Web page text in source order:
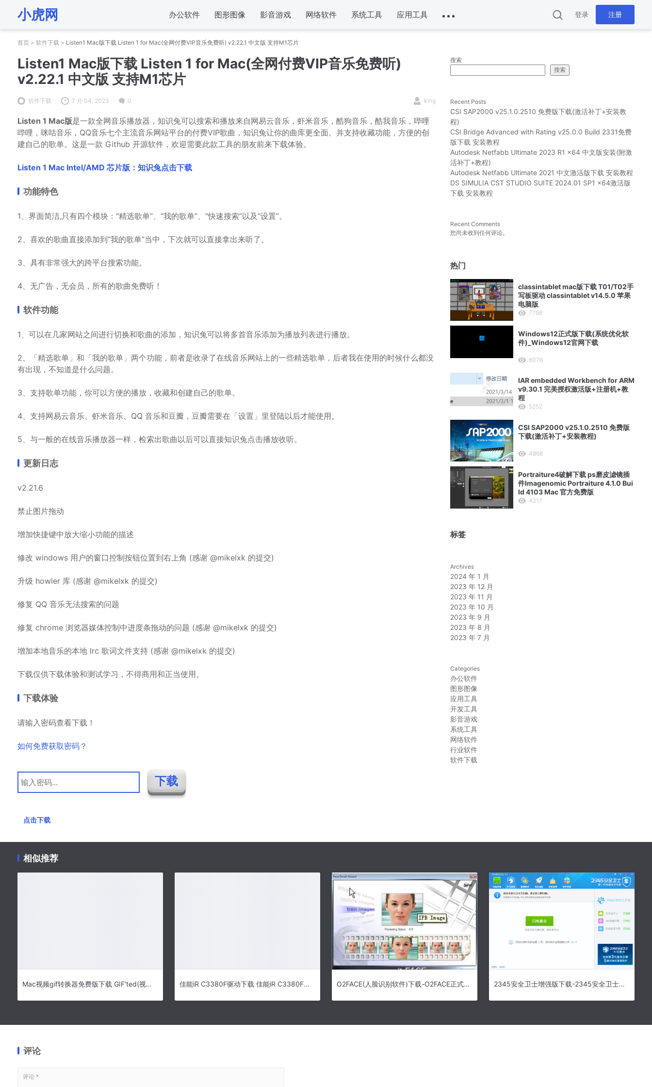
小虎网 办公软件 图形图像 影音游戏 网络软件 系统工具 应用工具 登录 注册
首页 > 软件下载 > Listen1 Mac版下载 Listen 1 for Mac(全网付费VIP音乐免费听) v2.22.1 中文版 支持M1芯片
Listen1 Mac版下载 Listen 1 for Mac(全网付费VIP音乐免费听)
v2.22.1 中文版 支持M1芯片
软件下载 7 月 04, 2023 0 king
Listen 1 Mac版是一款全网音乐播放器，知识兔可以搜索和播放来自网易云音乐，虾米音乐，酷狗音乐，酷我音乐，哔哩
哔哩，咪咕音乐，QQ音乐七个主流音乐网站平台的付费VIP歌曲，知识兔让你的曲库更全面。并支持收藏功能，方便的创
建自己的歌单。这是一款 Github 开源软件，欢迎需要此款工具的朋友前来下载体验。
Listen 1 Mac Intel/AMD 芯片版：知识兔点击下载
功能特色
1、界面简洁,只有四个模块：“精选歌单”、“我的歌单”、“快速搜索”以及“设置”。
2、喜欢的歌曲直接添加到“我的歌单”当中，下次就可以直接拿出来听了。
3、具有非常强大的跨平台搜索功能。
4、无广告，无会员，所有的歌曲免费听！
软件功能
1、可以在几家网站之间进行切换和歌曲的添加，知识兔可以将多首音乐添加为播放列表进行播放。
2、「精选歌单」和「我的歌单」两个功能，前者是收录了在线音乐网站上的一些精选歌单，后者我在使用的时候什么都没
有出现，不知道是什么问题。
3、支持歌单功能，你可以方便的播放，收藏和创建自己的歌单。
4、支持网易云音乐、虾米音乐、QQ 音乐和豆瓣，豆瓣需要在「设置」里登陆以后才能使用。
5、与一般的在线音乐播放器一样，检索出歌曲以后可以直接知识兔点击播放收听。
更新日志
v2.21.6
禁止图片拖动
增加快捷键中放大缩小功能的描述
修改 windows 用户的窗口控制按钮位置到右上角 (感谢 @mikelxk 的提交)
升级 howler 库 (感谢 @mikelxk 的提交)
修复 QQ 音乐无法搜索的问题
修复 chrome 浏览器媒体控制中进度条拖动的问题 (感谢 @mikelxk 的提交)
增加本地音乐的本地 lrc 歌词文件支持 (感谢 @mikelxk 的提交)
下载仅供下载体验和测试学习，不得商用和正当使用。
下载体验
请输入密码查看下载！
如何免费获取密码？
点击下载
搜索
搜索
Recent Posts
CSI SAP2000 v25.1.0.2510 免费版下载(激活补丁+安装教
程)
CSI Bridge Advanced with Rating v25.0.0 Build 2331免费
版下载 安装教程
Autodesk Netfabb Ultimate 2023 R1 x64 中文版安装(附激
活补丁+教程)
Autodesk Netfabb Ultimate 2021 中文激活版下载 安装教程
DS SIMULIA CST STUDIO SUITE 2024.01 SP1 x64激活版
下载 安装教程
Recent Comments
您尚未收到任何评论。
热门
classintablet mac版下载 T01/T02手
写板驱动 classintablet v14.5.0 苹果
电脑版
7798
Windows12正式版下载(系统优化软
件)_Windows12官网下载
6076
IAR embedded Workbench for ARM
v9.30.1 完美授权激活版+注册机+教
程
5252
CSI SAP2000 v25.1.0.2510 免费版
下载(激活补丁+安装教程)
4868
Portraiture4破解下载 ps磨皮滤镜插
件Imagenomic Portraiture 4.1.0 Bui
ld 4103 Mac 官方免费版
4217
标签
Archives
2024 年 1 月
2023 年 12 月
2023 年 11 月
2023 年 10 月
2023 年 9 月
2023 年 8 月
2023 年 7 月
Categories
办公软件
图形图像
应用工具
开发工具
影音游戏
系统工具
网络软件
行业软件
软件下载
相似推荐
Mac视频gif转换器免费版下载 GIF’ted(视频/电影转GIF图片) for Mac v2.0 一键安装免费破解版 佳能iR C3380F驱动下载 佳能iR C3380F复合机驱动 v15.00 免费安装版 O2FACE(人脸识别软件)下载-O2FACE正式版v3.1.0.2下载 2345安全卫士增强版下载-2345安全卫士电脑版下载
评论